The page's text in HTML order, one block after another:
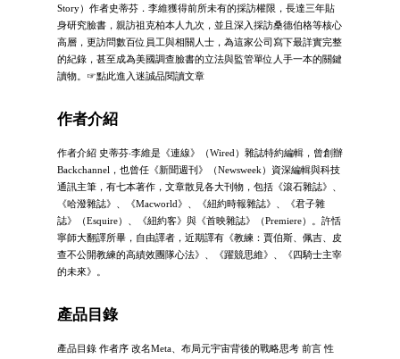
Story）作者史蒂芬．李維獲得前所未有的採訪權限，長達三年貼
身研究臉書，親訪祖克柏本人九次，並且深入採訪桑德伯格等核心
高層，更訪問數百位員工與相關人士，為這家公司寫下最詳實完整
的紀錄，甚至成為美國調查臉書的立法與監管單位人手一本的關鍵
讀物。☞點此進入迷誠品閱讀文章
作者介紹
作者介紹 史蒂芬‧李維是《連線》（Wired）雜誌特約編輯，曾創辦
Backchannel，也曾任《新聞週刊》（Newsweek）資深編輯與科技
通訊主筆，有七本著作，文章散見各大刊物，包括《滾石雜誌》、
《哈潑雜誌》、《Macworld》、《紐約時報雜誌》、《君子雜
誌》（Esquire）、《紐約客》與《首映雜誌》（Premiere）。許恬
寧師大翻譯所畢，自由譯者，近期譯有《教練：賈伯斯、佩吉、皮
查不公開教練的高績效團隊心法》、《躍競思維》、《四騎士主宰
的未來》。
產品目錄
產品目錄 作者序 改名Meta、布局元宇宙背後的戰略思考 前言 性